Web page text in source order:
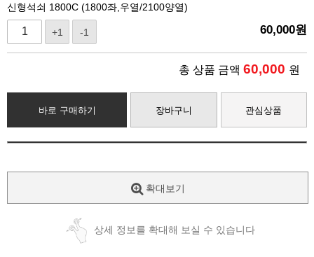
신형석쇠 1800C (1800좌,우열/2100양열)
+1 -1 60,000원
총 상품 금액 60,000 원
바로 구매하기 장바구니 관심상품
확대보기
상세 정보를 확대해 보실 수 있습니다